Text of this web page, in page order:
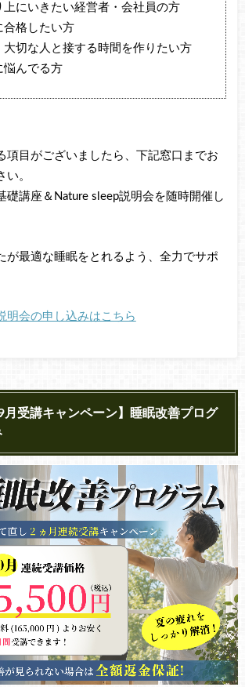
上にいきたい経営者・会社員の方
合格したい方
大切な人と接する時間を作りたい方
悩んでる方
項目がございましたら、下記窓口までお
い。
礎講座＆Nature sleep説明会を随時開催し
が最適な睡眠をとれるよう、全力でサポ
明会の申し込みはこちら
月受講キャンペーン】睡眠改善プログ